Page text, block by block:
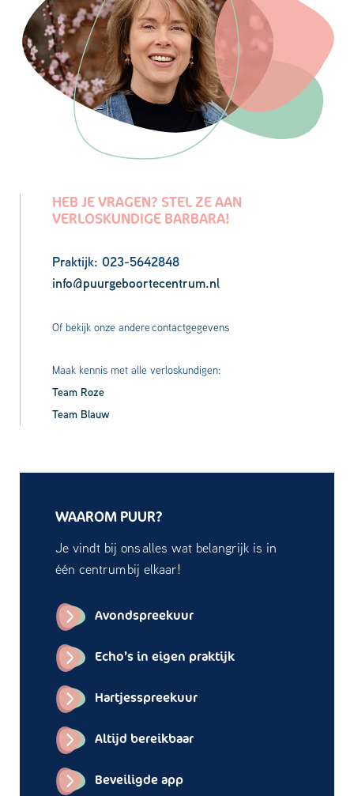
HEB JE VRAGEN? STEL ZE AAN
VERLOSKUNDIGE BARBARA!
Praktijk: 023-5642848
info@puurgeboortecentrum.nl
Of bekijk onze anderecontactgegevens
Maak kennis met alle verloskundigen:
Team Roze
Team Blauw
WAAROM PUUR?
Je vindt bij ons alles wat belangrijk is in
één centrum bij elkaar!
Avondspreekuur
Echo’s in eigen praktijk
Hartjesspreekuur
Altijd bereikbaar
Beveiligde app